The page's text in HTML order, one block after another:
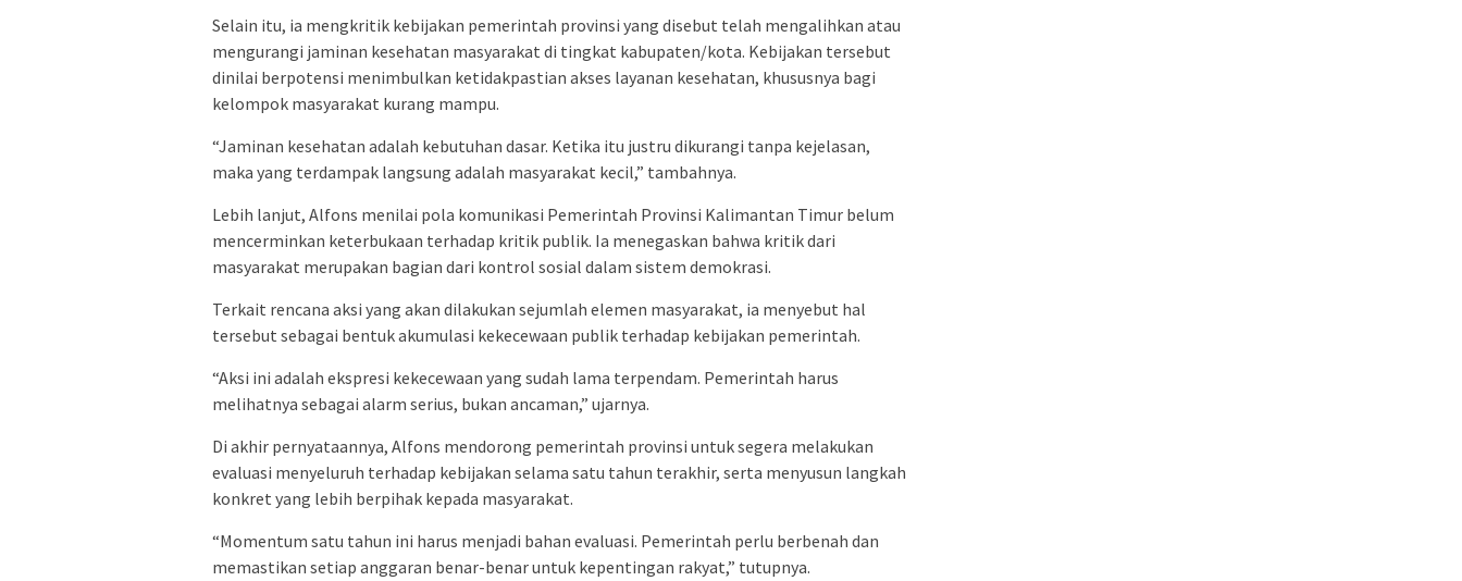
Selain itu, ia mengkritik kebijakan pemerintah provinsi yang disebut telah mengalihkan atau
mengurangi jaminan kesehatan masyarakat di tingkat kabupaten/kota. Kebijakan tersebut
dinilai berpotensi menimbulkan ketidakpastian akses layanan kesehatan, khususnya bagi
kelompok masyarakat kurang mampu.
“Jaminan kesehatan adalah kebutuhan dasar. Ketika itu justru dikurangi tanpa kejelasan,
maka yang terdampak langsung adalah masyarakat kecil,” tambahnya.
Lebih lanjut, Alfons menilai pola komunikasi Pemerintah Provinsi Kalimantan Timur belum
mencerminkan keterbukaan terhadap kritik publik. Ia menegaskan bahwa kritik dari
masyarakat merupakan bagian dari kontrol sosial dalam sistem demokrasi.
Terkait rencana aksi yang akan dilakukan sejumlah elemen masyarakat, ia menyebut hal
tersebut sebagai bentuk akumulasi kekecewaan publik terhadap kebijakan pemerintah.
“Aksi ini adalah ekspresi kekecewaan yang sudah lama terpendam. Pemerintah harus
melihatnya sebagai alarm serius, bukan ancaman,” ujarnya.
Di akhir pernyataannya, Alfons mendorong pemerintah provinsi untuk segera melakukan
evaluasi menyeluruh terhadap kebijakan selama satu tahun terakhir, serta menyusun langkah
konkret yang lebih berpihak kepada masyarakat.
“Momentum satu tahun ini harus menjadi bahan evaluasi. Pemerintah perlu berbenah dan
memastikan setiap anggaran benar-benar untuk kepentingan rakyat,” tutupnya.